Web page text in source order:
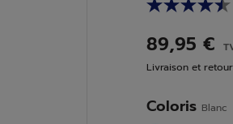
89,95 €
Livraison et
Coloris Blanc